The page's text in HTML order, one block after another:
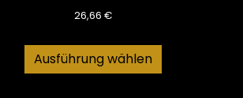
26,66 €
Ausführung wählen